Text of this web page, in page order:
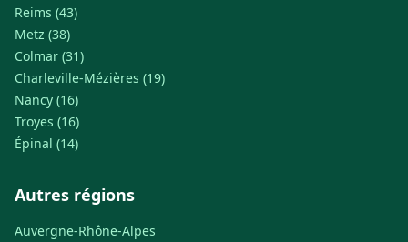
Reims (43)
Metz (38)
Colmar (31)
Charleville-Mézières (19)
Nancy (16)
Troyes (16)
Épinal (14)
Autres régions
Auvergne-Rhône-Alpes